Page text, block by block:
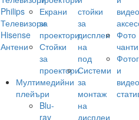
Philips
Телевизори
Hisense
Антени
Екрани
за
проектори
Стойки
за
проектори
Мултимедийни
плейъри
Blu-
ray
стойки
за
дисплеи
на
под
Системи
за
монтаж
на
дисплеи
видео
Фото
чанти
и
видео